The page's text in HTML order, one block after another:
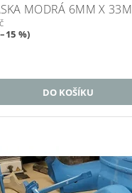
MODRÁ 6MM X 33M
%)